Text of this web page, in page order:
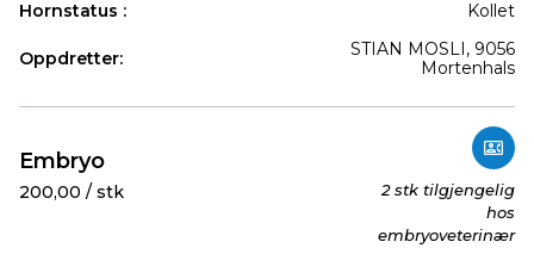
Hornstatus : Kollet
Oppdretter:
STIAN MOSLI, 9056
Mortenhals
Embryo
200,00 / stk
2 stk tilgjengelig
hos
embryoveterinær